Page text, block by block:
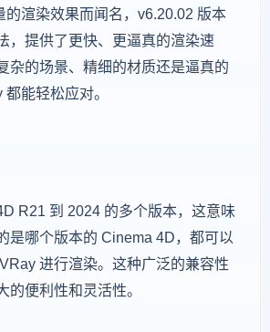
的渲染效果而闻名，v6.20.02 版本
，提供了更快、更逼真的渲染速
杂的场景、精细的材质还是逼真的
能轻松应对。
R21 到 2024 的多个版本，这意味
是哪个版本的 Cinema 4D，都可以
进行渲染。这种广泛的兼容性
的便利性和灵活性。